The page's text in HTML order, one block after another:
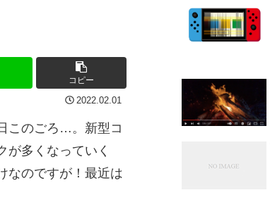
コピー
2022.02.01
このごろ…。新型コ
が多くなっていく
なのですが！最近は